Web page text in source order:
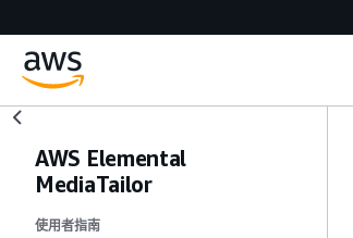
AWS Elemental
MediaTailor
使用者指南